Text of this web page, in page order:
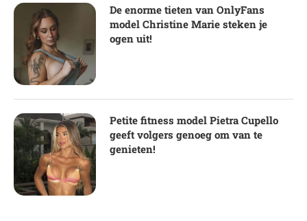
De enorme tieten van OnlyFans
model Christine Marie steken je
ogen uit!
Petite fitness model Pietra Cupello
geeft volgers genoeg om van te
genieten!